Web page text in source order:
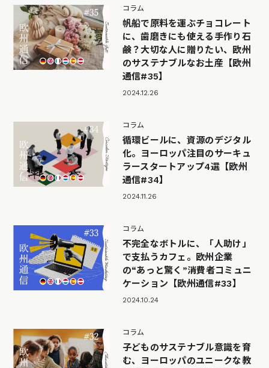
コラム
帆船で原料を運ぶチョコレート
に、歯磨きにも使える手作り石
鹸？大切な人に贈りたい、欧州
のサステナブルなお土産【欧州
通信#35】
2024.12.26
コラム
循環ビールに、資源のデジタル
化。ヨーロッパ注目のサーキュ
ラースタートアップ4選【欧州
通信#34】
2024.11.26
コラム
不完全なボトルに、「人助け」
で支払うカフェ。欧州企業
の“あっと驚く”消費者コミュニ
ケーション【欧州通信#33】
2024.10.24
コラム
子どものサステナブル意識を育
む、ヨーロッパのユニークな教